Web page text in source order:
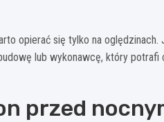
opierać się tylko na
lub wykonawcę, który
przed